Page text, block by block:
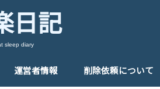
日記
sleep diary
運営者情報 削除依頼について